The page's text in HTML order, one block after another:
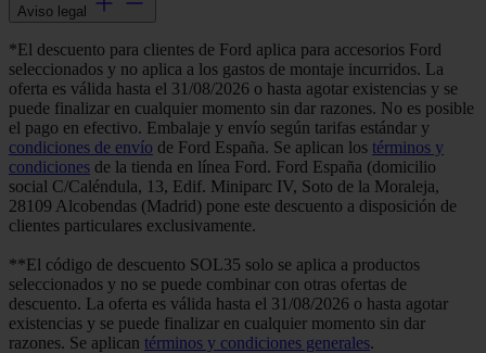
Aviso legal
*El descuento para clientes de Ford aplica para accesorios Ford
seleccionados y no aplica a los gastos de montaje incurridos. La
oferta es válida hasta el 31/08/2026 o hasta agotar existencias y se
puede finalizar en cualquier momento sin dar razones. No es posible
el pago en efectivo. Embalaje y envío según tarifas estándar y
condiciones de envío de Ford España. Se aplican los términos y
condiciones de la tienda en línea Ford. Ford España (domicilio
social C/Caléndula, 13, Edif. Miniparc IV, Soto de la Moraleja,
28109 Alcobendas (Madrid) pone este descuento a disposición de
clientes particulares exclusivamente.
**El código de descuento SOL35 solo se aplica a productos
seleccionados y no se puede combinar con otras ofertas de
descuento. La oferta es válida hasta el 31/08/2026 o hasta agotar
existencias y se puede finalizar en cualquier momento sin dar
razones. Se aplican términos y condiciones generales.